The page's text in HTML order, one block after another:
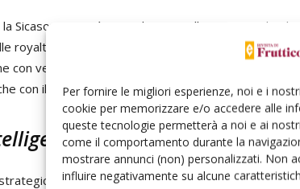
Per fornire le migliori esperienze, noi e i
cookie per memorizzare e/o accedere alle
queste tecnologie permetterà a noi e ai
come il comportamento durante la
mostrare annunci (non) personalizzati. Non
influire negativamente su alcune
Sicasov, società specializzata nella gestione dei
royalties e la sorveglianza del mercato. In caso di
verifiche e, ove possibile, con accordi conciliativi;
con il supporto delle Forze dell’Ordine.
artificiale
del mercato nazionale delle drupacee e la